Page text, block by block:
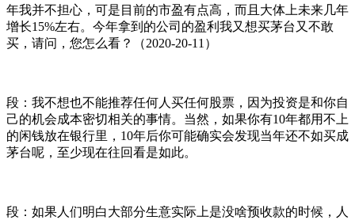
年我并不担心，可是目前的市盈有点高，而且大体上未来几年
增长15%左右。今年拿到的公司的盈利我又想买茅台又不敢
买，请问，您怎么看？（2020-20-11）
段：我不想也不能推荐任何人买任何股票，因为投资是和你自
己的机会成本密切相关的事情。当然，如果你有10年都用不上
的闲钱放在银行里，10年后你可能确实会发现当年还不如买成
茅台呢，至少现在往回看是如此。
段：如果人们明白大部分生意实际上是没啥预收款的时候，人